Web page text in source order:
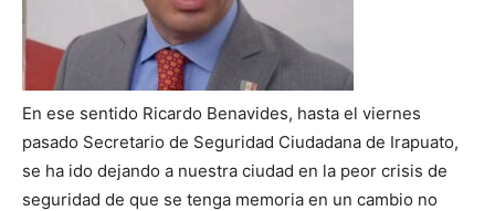
En ese sentido Ricardo Benavides, hasta el viernes
pasado Secretario de Seguridad Ciudadana de Irapuato,
se ha ido dejando a nuestra ciudad en la peor crisis de
seguridad de que se tenga memoria en un cambio no